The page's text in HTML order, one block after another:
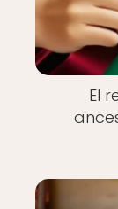
El